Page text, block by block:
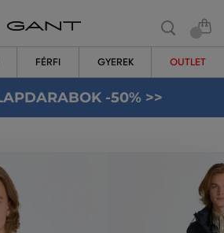
FÉRFI GYEREK OUTLET
-50% >>